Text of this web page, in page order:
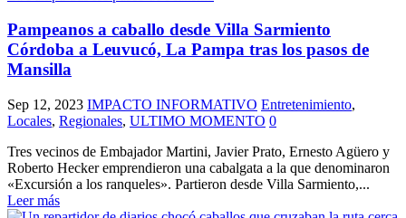
Pampeanos a caballo desde Villa Sarmiento
Córdoba a Leuvucó, La Pampa tras los pasos de
Mansilla
Sep 12, 2023 IMPACTO INFORMATIVO Entretenimiento,
Locales, Regionales, ULTIMO MOMENTO 0
Tres vecinos de Embajador Martini, Javier Prato, Ernesto Agüero y
Roberto Hecker emprendieron una cabalgata a la que denominaron
«Excursión a los ranqueles». Partieron desde Villa Sarmiento,...
Leer más